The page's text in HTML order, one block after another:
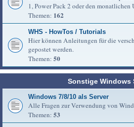
1, Power Pack 2 oder den monatlichen
Themen: 162
WHS - HowTos / Tutorials
Hier können Anleitungen für die
gepostet werden.
Themen: 50
Sonstige Windows
Windows 7/8/10 als Server
Alle Fragen zur Verwendung von
Themen: 53